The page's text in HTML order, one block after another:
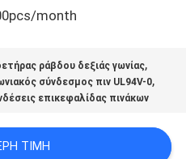
month
ράβδου δεξιάς γωνίας,
σύνδεσμος πιν UL94V-0,
επικεφαλίδας πινάκων
ΤΙΜΉ